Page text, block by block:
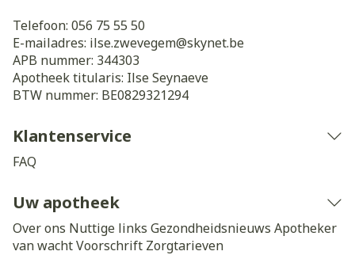
Telefoon: 056 75 55 50
E-mailadres: ilse.zwevegem@skynet.be
APB nummer: 344303
Apotheek titularis: Ilse Seynaeve
BTW nummer: BE0829321294
Klantenservice
FAQ
Uw apotheek
Over ons Nuttige links Gezondheidsnieuws Apotheker
van wachtVoorschrift Zorgtarieven